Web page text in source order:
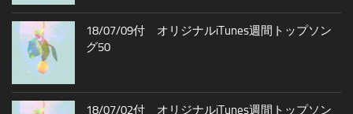
18/07/09付 オリジナルiTunes週間トップソン
グ50
18/07/02付 オリジナルiTunes週間トップソン